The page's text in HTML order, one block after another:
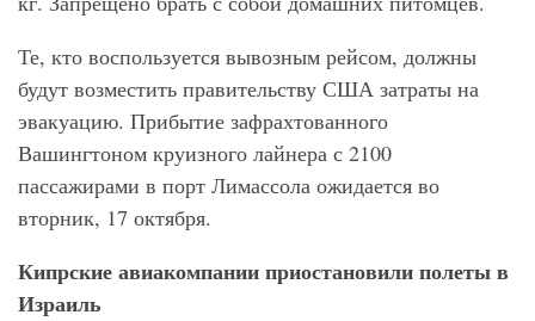
Те, кто воспользуется вывозным рейсом, должны
будут возместить правительству США затраты на
эвакуацию. Прибытие зафрахтованного
Вашингтоном круизного лайнера с 2100
пассажирами в порт Лимассола ожидается во
вторник, 17 октября.
Кипрские авиакомпании приостановили полеты в
Израиль